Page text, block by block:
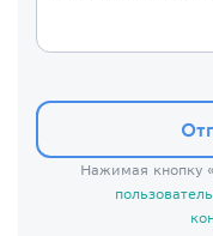
Нажимая кнопку